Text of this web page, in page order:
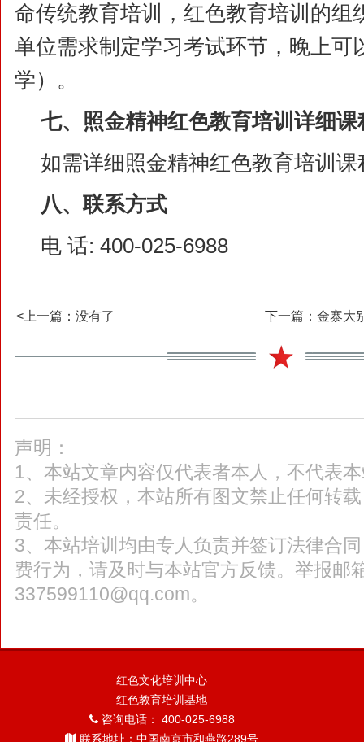
命传统教育培训，红色教育培训的组
单位需求制定学习考试环节，晚上可
学）。
七、照金精神红色教育培训 详细课
如需详细照金精神红色教育培训
八、联系方式
电 话: 400-025-6988
<上一篇：没有了 下一篇：金寨大
声明：
1、本站文章内容仅代表者本人，不代表
2、未经授权，本站所有图文禁止任何转
责任。
3、本站培训均由专人负责并签订法律合
费行为，请及时与本站官方反馈。举报邮
337599110@qq.com。
红色文化培训中心
红色教育培训基地
咨询电话： 400-025-6988
联系地址：中国南京市和燕路289号